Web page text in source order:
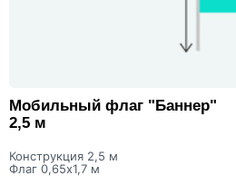
Мобильный флаг "Баннер"
2,5 м
Конструкция 2,5 м
Флаг 0,65х1,7 м